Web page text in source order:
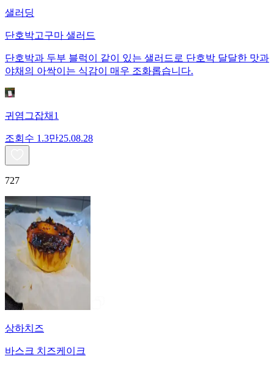
샐러딩
단호박고구마 샐러드
단호박과 두부 블럭이 같이 있는 샐러드로 단호박 달달한 맛과
야채의 아싹이는 식감이 매우 조화롭습니다.
귀염그잡채1
조회수 1.3만25.08.28
727
상하치즈
바스크 치즈케이크